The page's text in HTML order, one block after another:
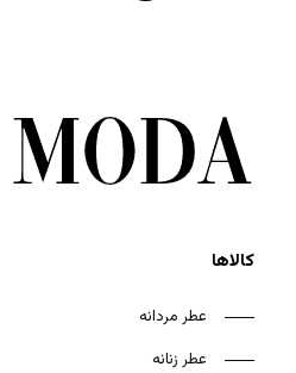
کالاها
عطر مردانه
عطر زنانه